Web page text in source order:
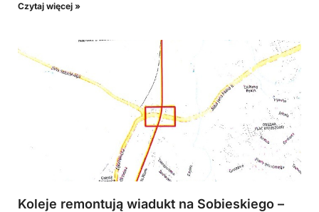
Czytaj więcej »
Koleje remontują wiadukt na Sobieskiego –